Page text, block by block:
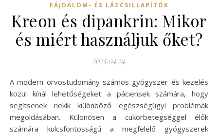
FÁJDALOM- ÉS LÁZCSILLAPÍTÓK
Kreon és dipankrin: Mikor
és miért használjuk őket?
2025.04.24.
A modern orvostudomány számos gyógyszer és kezelés
közül kínál lehetőségeket a páciensek számára, hogy
segítsenek nekik különböző egészségügyi problémák
megoldásában. Különösen a cukorbetegséggel élők
számára kulcsfontosságú a megfelelő gyógyszerek